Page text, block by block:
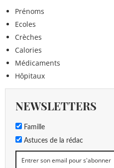
Prénoms
Ecoles
Crèches
Calories
Médicaments
Hôpitaux
NEWSLETTERS
Famille
Astuces de la rédac